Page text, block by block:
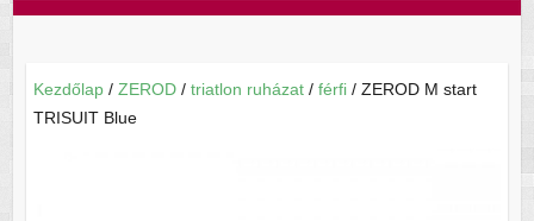
Kezdőlap/ ZEROD/ triatlon ruházat/ férfi/ ZEROD M start
TRISUIT Blue